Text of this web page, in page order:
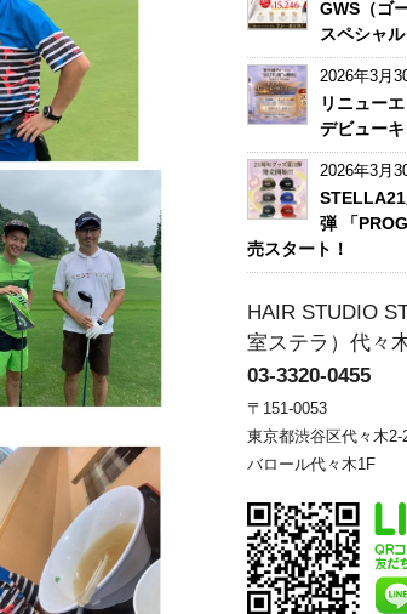
GWS（ゴ
スペシャ
2026年3月
リニュー
デビュー
2026年3月
弾 「
売スタート！
HAIR STUDIO
室ステラ）代々
03-3320-0455
〒151-0053
東京都渋谷区代々木2-
バロール代々木1F